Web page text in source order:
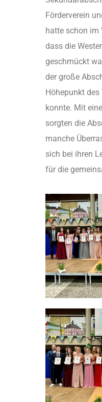
Förderverein
hatte schon im
dass die
geschmückt
der große
Höhepunkt
konnte. Mit
sorgten die
manche
sich bei ihren
für die